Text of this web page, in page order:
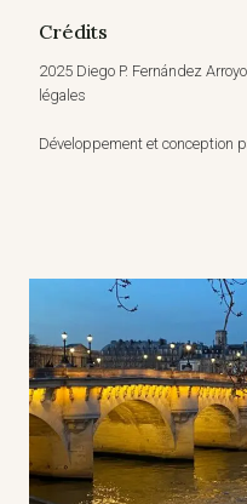
Crédits
2025 Diego P. Fernández
légales
Développement et conception